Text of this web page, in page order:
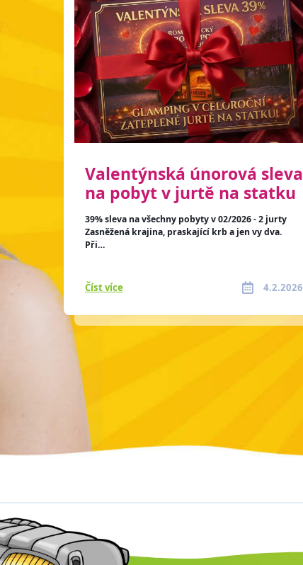
Valentýnská únorová sleva
na pobyt v jurtě na statku
39% sleva na všechny pobyty v 02/2026 - 2 jurty
Zasněžená krajina, praskající krb a jen vy dva.
Při…
Číst více 4.2.2026